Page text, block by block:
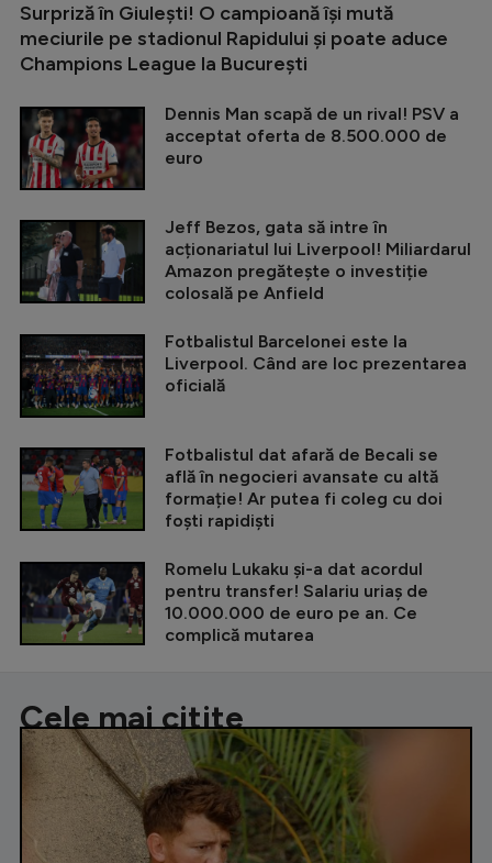
Surpriză în Giulești! O campioană își mută
meciurile pe stadionul Rapidului și poate aduce
Champions League la București
Dennis Man scapă de un rival! PSV a
acceptat oferta de 8.500.000 de
euro
Jeff Bezos, gata să intre în
acționariatul lui Liverpool! Miliardarul
Amazon pregătește o investiție
colosală pe Anfield
Fotbalistul Barcelonei este la
Liverpool. Când are loc prezentarea
oficială
Fotbalistul dat afară de Becali se
află în negocieri avansate cu altă
formație! Ar putea fi coleg cu doi
foști rapidiști
Romelu Lukaku și-a dat acordul
pentru transfer! Salariu uriaș de
10.000.000 de euro pe an. Ce
complică mutarea
Cele mai citite